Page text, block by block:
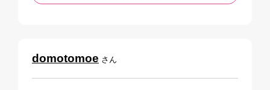
domotomoe さん